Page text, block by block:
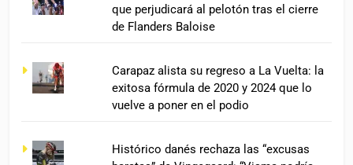
que perjudicará al pelotón tras el cierre
de Flanders Baloise
Carapaz alista su regreso a La Vuelta: la
exitosa fórmula de 2020 y 2024 que lo
vuelve a poner en el podio
Histórico danés rechaza las “excusas